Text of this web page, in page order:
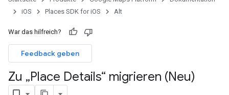
iOS
Places SDK for iOS Alt
War das hilfreich?
Feedback geben
Zu „Place Details“ migrieren (Neu)